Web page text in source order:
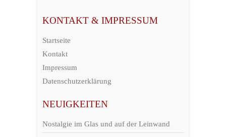
KONTAKT & IMPRESSUM
Startseite
Kontakt
Impressum
Datenschutzerklärung
NEUIGKEITEN
Nostalgie im Glas und auf der Leinwand